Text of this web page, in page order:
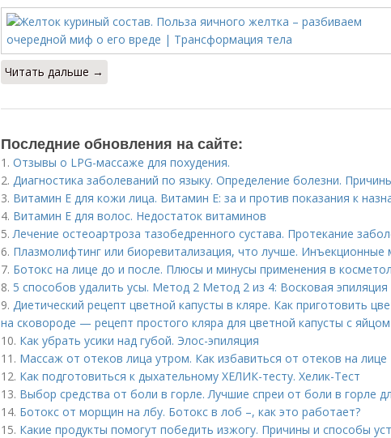
Читать дальше →
Последние обновления на сайте:
1. Отзывы о LPG-массаже для похудения.
2. Диагностика заболеваний по языку. Определение болезни.
3. Витамин E для кожи лица. Витамин Е: за и против показания к
4. Витамин Е для волос. Недостаток витаминов
5.Лечение остеоартроза тазобедренного сустава. Протекание
6. Плазмолифтинг или биоревитализация, что лучше. Инъекционные
7. Ботокс на лице до и после. Плюсы и минусы применения в
8. 5 способов удалить усы. Метод 2 Метод 2 из 4: Восковая эпиляция
9. Диетический рецепт цветной капусты в кляре. Как приготовить
на сковороде — рецепт простого кляра для цветной капусты с
10. Как убрать усики над губой. Элос-эпиляция
11. Массаж от отеков лица утром. Как избавиться от отеков на лице
12. Как подготовиться к дыхательному ХЕЛИК-тесту. Хелик-Тест
13. Выбор средства от боли в горле. Лучшие спреи от боли в горле
14. Ботокс от морщин на лбу. Ботокс в лоб –, как это работает?
15. Какие продукты помогут победить изжогу. Причины и способы